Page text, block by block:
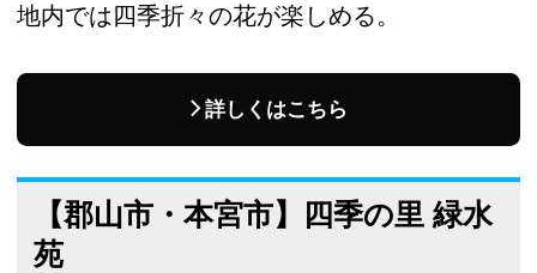
地内では四季折々の花が楽しめる。
詳しくはこちら
【郡山市・本宮市】四季の里 緑水
苑